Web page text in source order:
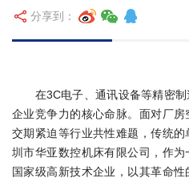
分享到：
在3C电子、通讯设备等精密制
企业竞争力的核心命脉。面对厂
交期紧迫等行业共性难题，传统
圳市华亚数控机床有限公司，作
国家级高新技术企业，以其革命